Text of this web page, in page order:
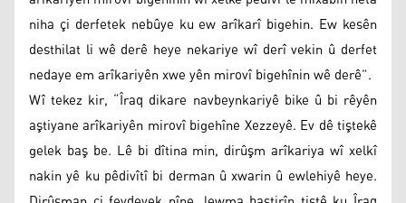
niha çi derfetek nebûye ku ew arîkarî bigehin. Ew kesên
desthilat li wê derê heye nekariye wî derî vekin û derfet
nedaye em arîkariyên xwe yên mirovî bigehînin wê derê”.
Wî tekez kir, “Îraq dikare navbeynkariyê bike û bi rêyên
aştiyane arîkariyên mirovî bigehîne Xezzeyê. Ev dê tiştekê
gelek baş be. Lê bi dîtina min, dirûşm arîkariya wî xelkî
nakin yê ku pêdivîtî bi derman û xwarin û ewlehiyê heye.